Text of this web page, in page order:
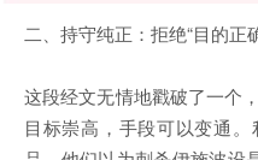
二、持守纯正：拒绝“目的正
这段经文无情地戳破了一个
目标崇高，手段可以变通